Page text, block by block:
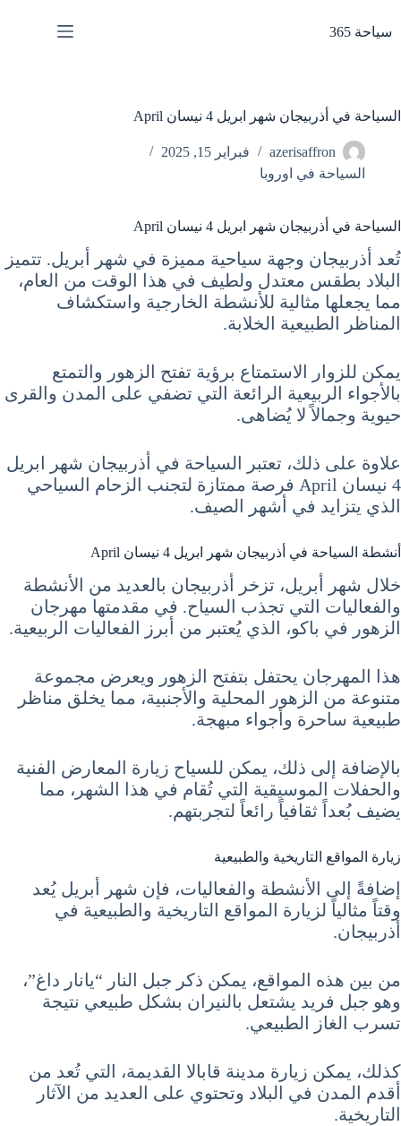
المحتوى
سياحة 365
السياحة في أذربيجان شهر ابريل 4 نيسان April
azerisaffron
فبراير 15, 2025
السياحة في اوروبا
السياحة في أذربيجان شهر ابريل 4 نيسان April
تُعد أذربيجان وجهة سياحية مميزة في شهر أبريل. تتميز
البلاد بطقس معتدل ولطيف في هذا الوقت من العام،
مما يجعلها مثالية للأنشطة الخارجية واستكشاف
المناظر الطبيعية الخلابة.
يمكن للزوار الاستمتاع برؤية تفتح الزهور والتمتع
بالأجواء الربيعية الرائعة التي تضفي على المدن والقرى
حيوية وجمالاً لا يُضاهى.
علاوة على ذلك، تعتبر السياحة في أذربيجان شهر ابريل
4 نيسان April فرصة ممتازة لتجنب الزحام السياحي
الذي يتزايد في أشهر الصيف.
أنشطة السياحة في أذربيجان شهر ابريل 4 نيسان April
خلال شهر أبريل، تزخر أذربيجان بالعديد من الأنشطة
والفعاليات التي تجذب السياح. في مقدمتها مهرجان
الزهور في باكو، الذي يُعتبر من أبرز الفعاليات الربيعية.
هذا المهرجان يحتفل بتفتح الزهور ويعرض مجموعة
متنوعة من الزهور المحلية والأجنبية، مما يخلق مناظر
طبيعية ساحرة وأجواء مبهجة.
بالإضافة إلى ذلك، يمكن للسياح زيارة المعارض الفنية
والحفلات الموسيقية التي تُقام في هذا الشهر، مما
يضيف بُعداً ثقافياً رائعاً لتجربتهم.
زيارة المواقع التاريخية والطبيعية
إضافةً إلى الأنشطة والفعاليات، فإن شهر أبريل يُعد
وقتاً مثالياً لزيارة المواقع التاريخية والطبيعية في
أذربيجان.
من بين هذه المواقع، يمكن ذكر جبل النار “يانار داغ”،
وهو جبل فريد يشتعل بالنيران بشكل طبيعي نتيجة
تسرب الغاز الطبيعي.
كذلك، يمكن زيارة مدينة قابالا القديمة، التي تُعد من
أقدم المدن في البلاد وتحتوي على العديد من الآثار
التاريخية.